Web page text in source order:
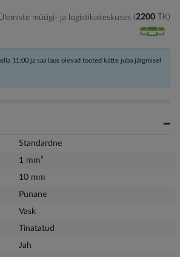
müügi- ja logistikakeskuses 2200 TK
11:00 ja saa laos olevad tooted kätte juba järgmisel
Standardne
1 mm²
10 mm
Punane
Vask
Tinatatud
Jah